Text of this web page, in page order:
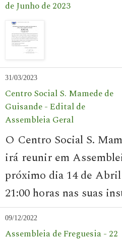
de Junho de 2023
31/03/2023
Centro Social S. Mamede de
Guisande - Edital de
Assembleia Geral
O Centro Social S.
irá reunir em
próximo dia 14 de Abril
21:00 horas nas suas
09/12/2022
Assembleia de Freguesia - 22